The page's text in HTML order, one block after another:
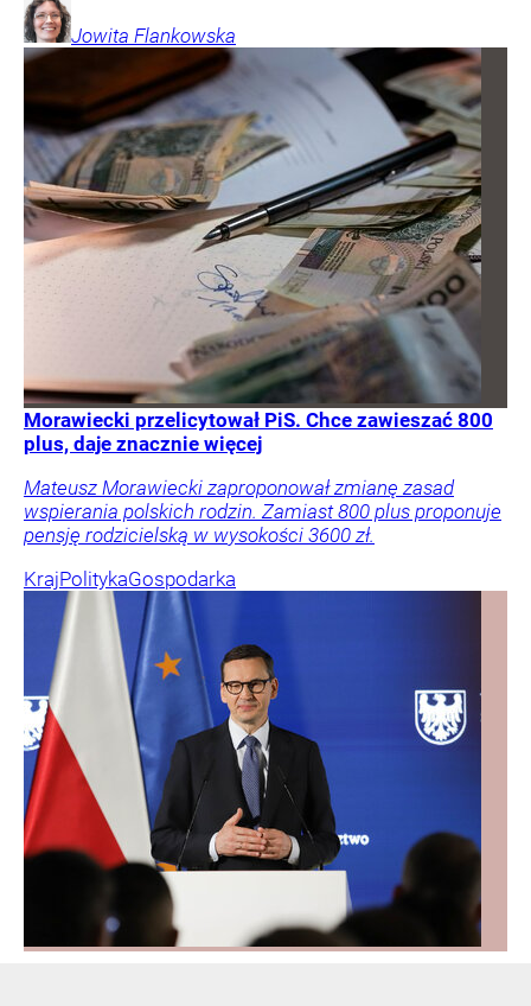
Jowita Flankowska
Morawiecki przelicytował PiS. Chce zawieszać 800
plus, daje znacznie więcej
Mateusz Morawiecki zaproponował zmianę zasad
wspierania polskich rodzin. Zamiast 800 plus proponuje
pensję rodzicielską w wysokości 3600 zł.
KrajPolitykaGospodarka